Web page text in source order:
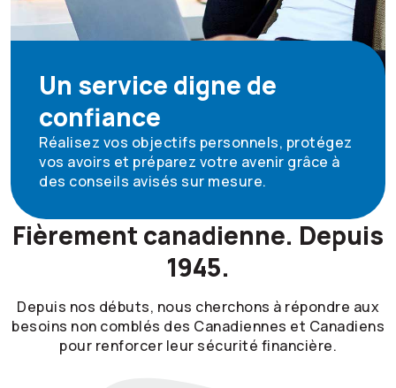
Un service digne de
confiance
Réalisez vos objectifs personnels, protégez
vos avoirs et préparez votre avenir grâce à
des conseils avisés sur mesure.
Fièrement canadienne. Depuis
1945.
Depuis nos débuts, nous cherchons à répondre aux
besoins non comblés des Canadiennes et Canadiens
pour renforcer leur sécurité financière.